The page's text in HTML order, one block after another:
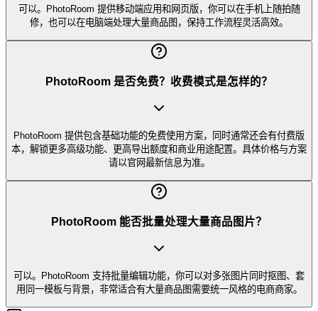
可以。PhotoRoom 提供移动端应用和网页版，你可以在手机上随拍随
修，也可以在电脑端处理大量商品图，保持工作流程灵活高效。
PhotoRoom 是否免费？收费模式是怎样的？
PhotoRoom 提供包含基础功能的免费使用方案，同时通常还会有付费版
本，解锁更多高级功能、更高导出额度和商业用途配置。具体价格与方案
请以官网最新信息为准。
PhotoRoom 能否批量处理大量商品图片？
可以。PhotoRoom 支持批量编辑功能，你可以对多张图片同时抠图、套
用同一模板与背景，非常适合有大量商品图需要统一风格的电商商家。